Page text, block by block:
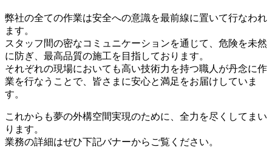
弊社の全ての作業は安全への意識を最前線に置いて行なわれ
ます。
スタッフ間の密なコミュニケーションを通じて、危険を未然
に防ぎ、最高品質の施工を目指しております。
それぞれの現場においても高い技術力を持つ職人が丹念に作
業を行なうことで、皆さまに安心と満足をお届けしていま
す。
これからも夢の外構空間実現のために、全力を尽くしてまい
ります。
業務の詳細はぜひ下記バナーからご覧ください。